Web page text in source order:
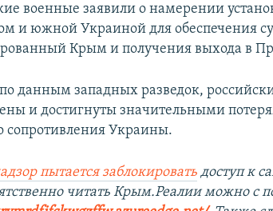
военные заявили о намерении
и южной Украиной для обеспечения
Крым и получения выхода в
данным западных разведок,
и достигнуты значительными
сопротивления Украины.
пытается заблокировать доступ к
читать Крым.Реалии можно с